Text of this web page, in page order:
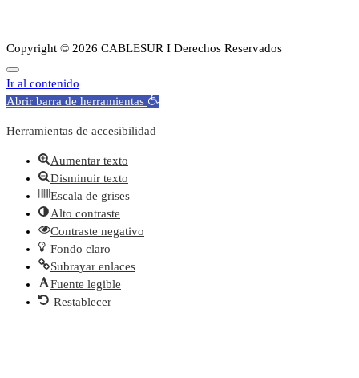
Copyright © 2026 CABLESUR I Derechos Reservados
Ir al contenido
Abrir barra de herramientas
Herramientas de accesibilidad
Aumentar texto
Disminuir texto
Escala de grises
Alto contraste
Contraste negativo
Fondo claro
Subrayar enlaces
Fuente legible
Restablecer